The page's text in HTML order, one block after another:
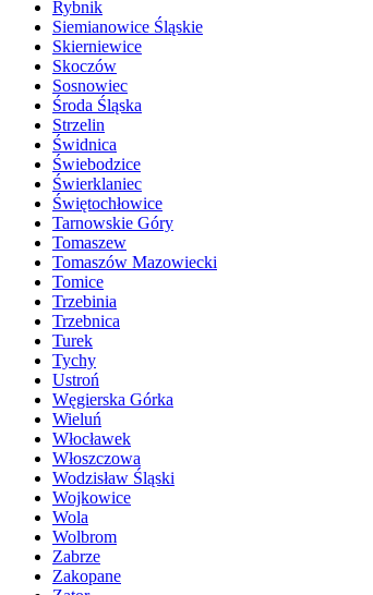
Rybnik
Siemianowice Śląskie
Skierniewice
Skoczów
Sosnowiec
Środa Śląska
Strzelin
Świdnica
Świebodzice
Świerklaniec
Świętochłowice
Tarnowskie Góry
Tomaszew
Tomaszów Mazowiecki
Tomice
Trzebinia
Trzebnica
Turek
Tychy
Ustroń
Węgierska Górka
Wieluń
Włocławek
Włoszczowa
Wodzisław Śląski
Wojkowice
Wola
Wolbrom
Zabrze
Zakopane